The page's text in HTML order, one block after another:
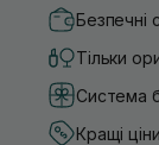
Безпечні
Тільки
Система
Кращі